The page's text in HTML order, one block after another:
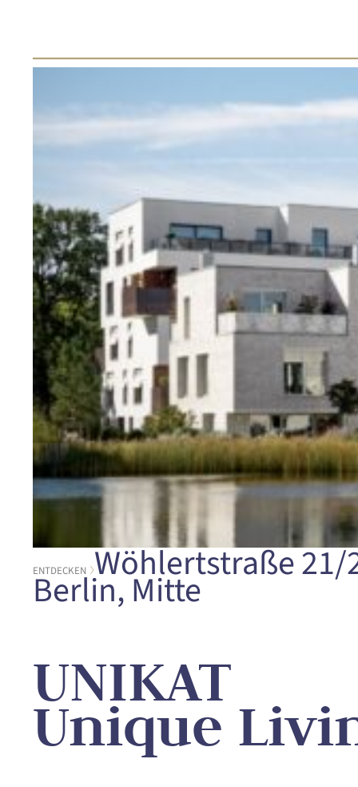
ENTDECKEN Wöhlertstraße 21/
Berlin, Mitte
UNIKAT
Unique